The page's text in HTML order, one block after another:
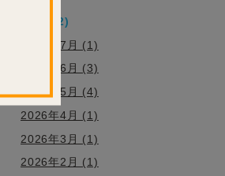
2026年 (12)
2026年7月 (1)
2026年6月 (3)
2026年5月 (4)
2026年4月 (1)
2026年3月 (1)
2026年2月 (1)